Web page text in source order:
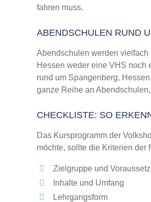
fahren muss.
ABENDSCHULEN RUND
Abendschulen werden
Hessen weder eine VHS noch
rund um Spangenberg,
ganze Reihe an
CHECKLISTE: SO
Das Kursprogramm der
möchte, sollte die Kriterien der
Zielgruppe und
Inhalte und Umfang
Lehrgangsform